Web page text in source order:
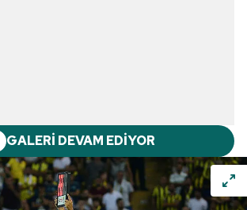
GALERİ DEVAM EDİYOR